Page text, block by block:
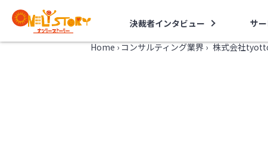
決裁者インタビュー サ
Home › コンサルティング業界 › 株式会社